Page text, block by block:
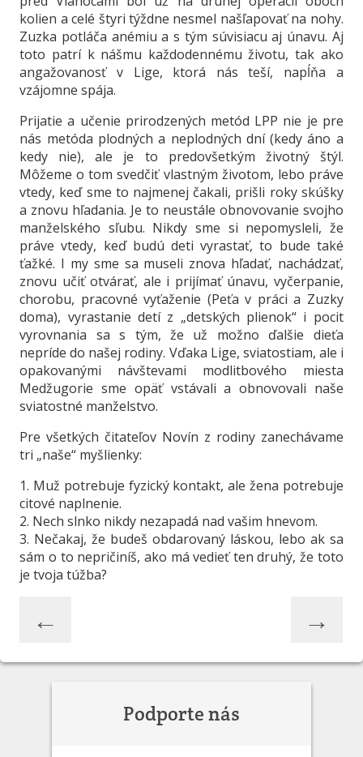
kolien a celé štyri týždne nesmel našľapovať na nohy.
Zuzka potláča anémiu a s tým súvisiacu aj únavu. Aj
toto patrí k nášmu každodennému životu, tak ako
angažovanosť v Lige, ktorá nás teší, napĺňa a
vzájomne spája.
Prijatie a učenie prirodzených metód LPP nie je pre
nás metóda plodných a neplodných dní (kedy áno a
kedy nie), ale je to predovšetkým životný štýl.
Môžeme o tom svedčiť vlastným životom, lebo práve
vtedy, keď sme to najmenej čakali, prišli roky skúšky
a znovu hľadania. Je to neustále obnovovanie svojho
manželského sľubu. Nikdy sme si nepomysleli, že
práve vtedy, keď budú deti vyrastať, to bude také
ťažké. I my sme sa museli znova hľadať, nachádzať,
znovu učiť otvárať, ale i prijímať únavu, vyčerpanie,
chorobu, pracovné vyťaženie (Peťa v práci a Zuzky
doma), vyrastanie detí z „detských plienok“ i pocit
vyrovnania sa s tým, že už možno ďalšie dieťa
nepríde do našej rodiny. Vďaka Lige, sviatostiam, ale i
opakovanými návštevami modlitbového miesta
Medžugorie sme opäť vstávali a obnovovali naše
sviatostné manželstvo.
Pre všetkých čitateľov Novín z rodiny zanechávame
tri „naše“ myšlienky:
1. Muž potrebuje fyzický kontakt, ale žena potrebuje
citové naplnenie.
2. Nech slnko nikdy nezapadá nad vašim hnevom.
3. Nečakaj, že budeš obdarovaný láskou, lebo ak sa
sám o to nepričiníš, ako má vedieť ten druhý, že toto
je tvoja túžba?
← →
Podporte nás